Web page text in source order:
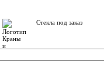
Стекла под заказ